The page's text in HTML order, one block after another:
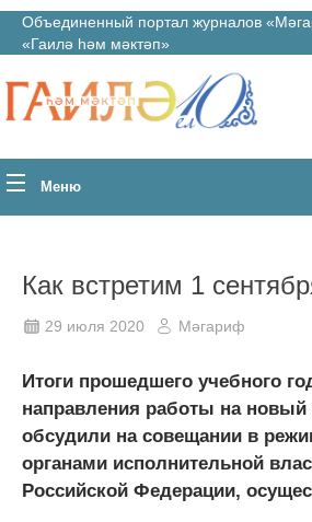
Объединенный портал журналов
«Гаилә һәм мәктәп»
Меню
Как встретим 1
29 июля 2020 Мәгариф
Итоги прошедшего учебного
направления работы на
обсудили на совещании в
органами исполнительной
Российской Федерации,